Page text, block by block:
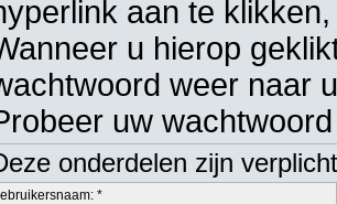
aan te
u hierop
weer naar
uw
onderdelen zijn verplicht
*